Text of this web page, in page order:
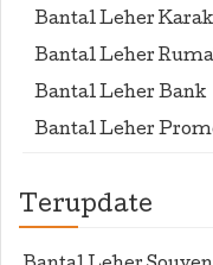
Bantal Leher
Bantal Leher
Bantal Leher Bank
Bantal Leher
Terupdate